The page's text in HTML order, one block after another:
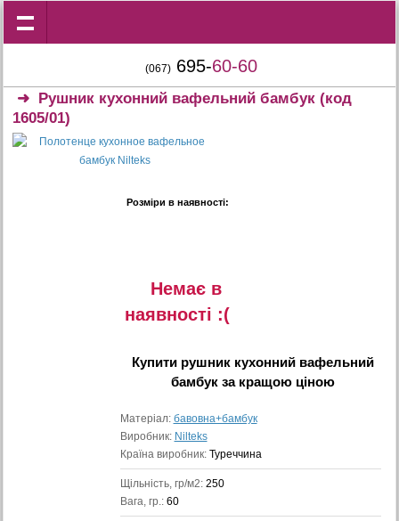
(067) 695-60-60
➜ Рушник кухонний вафельний бамбук (код
1605/01)
Розміри в наявності:
Немає в
наявностi :(
Купити рушник кухонний вафельний
бамбукза кращою ціною
Матеріал: бавовна+бамбук
Виробник: Nilteks
Країна виробник: Туреччина
Щільність, гр/м2: 250
Вага, гр.: 60